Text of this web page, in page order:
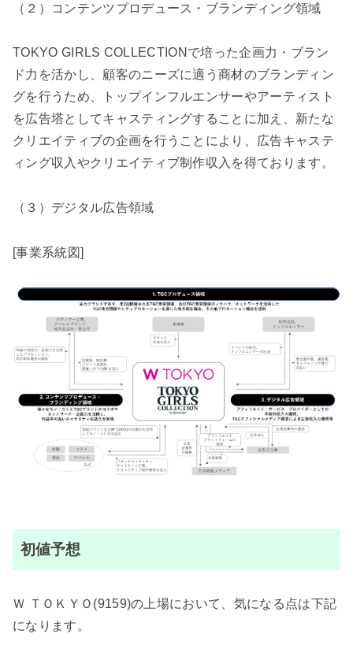
（２）コンテンツプロデュース・ブランディング領域
TOKYO GIRLS COLLECTIONで培った企画力・ブラン
ド力を活かし、顧客のニーズに適う商材のブランディン
グを行うため、トップインフルエンサーやアーティスト
を広告塔としてキャスティングすることに加え、新たな
クリエイティブの企画を行うことにより、広告キャステ
ィング収入やクリエイティブ制作収入を得ております。
（３）デジタル広告領域
[事業系統図]
初値予想
Ｗ ＴＯＫＹＯ(9159)の上場において、気になる点は下記
になります。